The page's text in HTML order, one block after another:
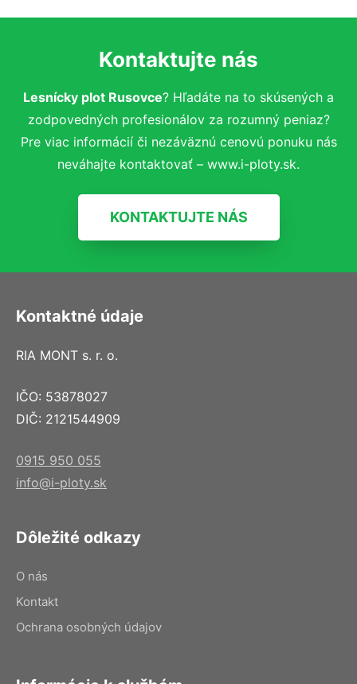
Kontaktujte nás
Lesnícky plot Rusovce? Hľadáte na to skúsených a
zodpovedných profesionálov za rozumný peniaz?
Pre viac informácií či nezáväznú cenovú ponuku nás
neváhajte kontaktovať – www.i-ploty.sk.
KONTAKTUJTE NÁS
Kontaktné údaje
RIA MONT s. r. o.
IČO: 53878027
DIČ: 2121544909
0915 950 055
info@i-ploty.sk
Dôležité odkazy
O nás
Kontakt
Ochrana osobných údajov